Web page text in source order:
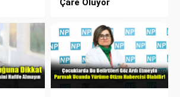
Çare Oluyor